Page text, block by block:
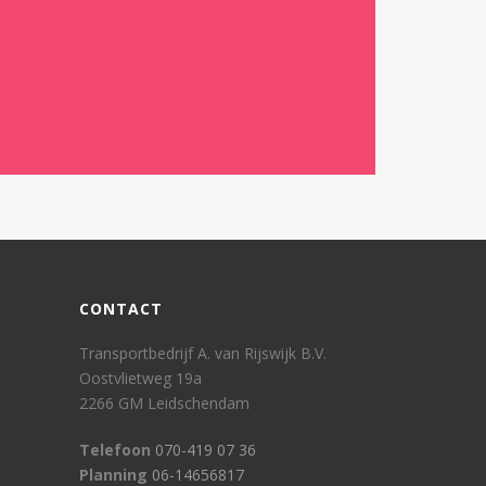
CONTACT
Transportbedrijf A. van Rijswijk B.V.
Oostvlietweg 19a
2266 GM Leidschendam
Telefoon 070-419 07 36
Planning 06-14656817